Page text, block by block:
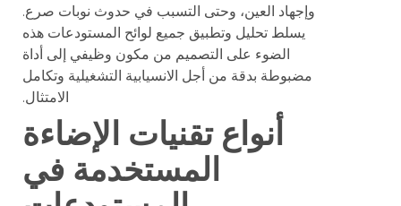
وإجهاد العين، وحتى التسبب في حدوث نوبات صرع.
يسلط تحليل وتطبيق جميع لوائح المستودعات هذه
الضوء على التصميم من مكون وظيفي إلى أداة
مضبوطة بدقة من أجل الانسيابية التشغيلية وتكامل
الامتثال.
أنواع تقنيات الإضاءة
المستخدمة في